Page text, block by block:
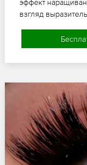
эффект
взгляд